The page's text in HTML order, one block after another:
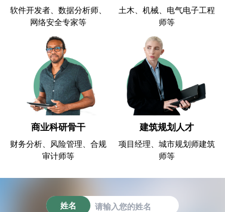
软件开发者、数据分析师、
网络安全专家等
土木、机械、电气电子工程
师等
商业科研骨干
财务分析、风险管理、合规
审计师等
建筑规划人才
项目经理、城市规划师建筑
师等
姓名